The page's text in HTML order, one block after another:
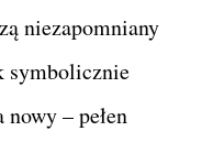
niezapomniany
symbolicznie
– pełen